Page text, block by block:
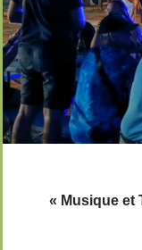
« Musique et